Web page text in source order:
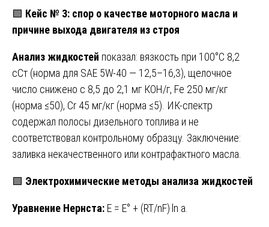
🟩 Кейс № 3: спор о качестве моторного масла и
причине выхода двигателя из строя
Анализ жидкостей показал: вязкость при 100°C 8,2
сСт (норма для SAE 5W-40 — 12,5–16,3), щелочное
число снижено с 8,5 до 2,1 мг КОН/г, Fe 250 мг/кг
(норма ≤50), Cr 45 мг/кг (норма ≤5). ИК-спектр
содержал полосы дизельного топлива и не
соответствовал контрольному образцу. Заключение:
заливка некачественного или контрафактного масла.
🟩 Электрохимические методы анализа жидкостей
Уравнение Нернста: E = E° + (RT/nF)·ln a.